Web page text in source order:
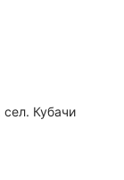
сел. Кубачи